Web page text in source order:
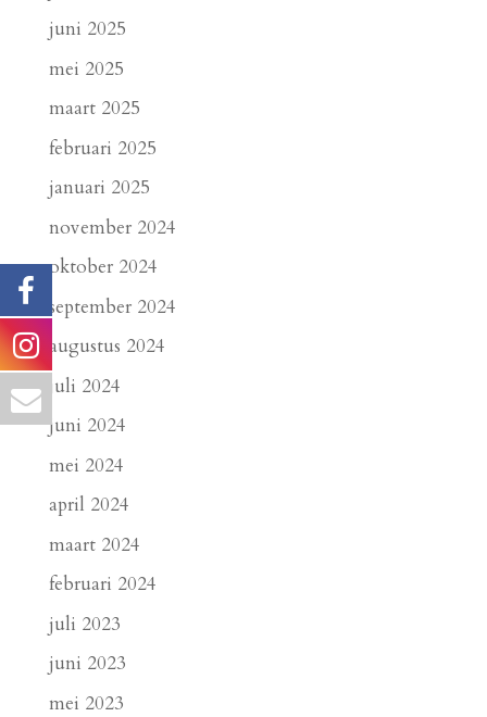
juni 2025
mei 2025
maart 2025
februari 2025
januari 2025
november 2024
oktober 2024
september 2024
augustus 2024
juli 2024
juni 2024
mei 2024
april 2024
maart 2024
februari 2024
juli 2023
juni 2023
mei 2023